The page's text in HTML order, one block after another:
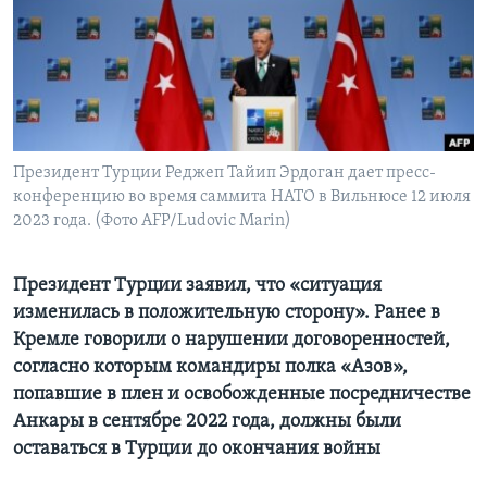
Learning English
СОЦИАЛЬНЫЕ СЕТИ
Языки
Президент Турции Реджеп Тайип Эрдоган дает пресс-
конференцию во время саммита НАТО в Вильнюсе 12 июля
2023 года. (Фото AFP/Ludovic Marin)
Президент Турции заявил, что «ситуация
изменилась в положительную сторону». Ранее в
Кремле говорили о нарушении договоренностей,
согласно которым командиры полка «Азов»,
попавшие в плен и освобожденные посредничестве
Анкары в сентябре 2022 года, должны были
оставаться в Турции до окончания войны